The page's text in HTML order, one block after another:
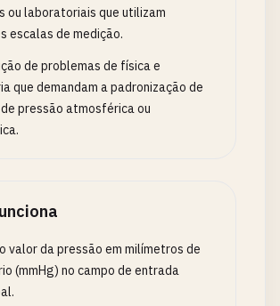
ou laboratoriais que utilizam
escalas de medição.
de problemas de física e
que demandam a padronização de
pressão atmosférica ou
valor da pressão em milímetros de
(mmHg) no campo de entrada